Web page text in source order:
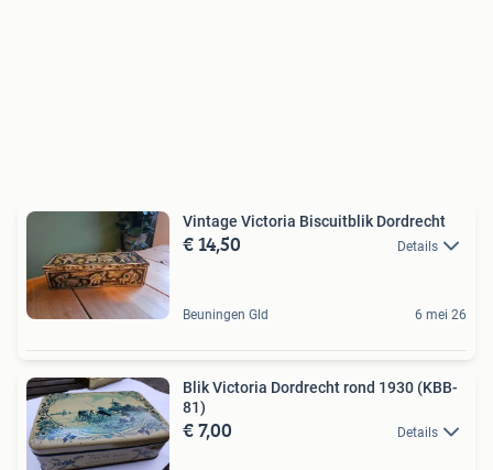
Vintage Victoria Biscuitblik Dordrecht
€ 14,50 Details
Beuningen Gld 6 mei 26
Blik Victoria Dordrecht rond 1930 (KBB-
81)
€ 7,00 Details